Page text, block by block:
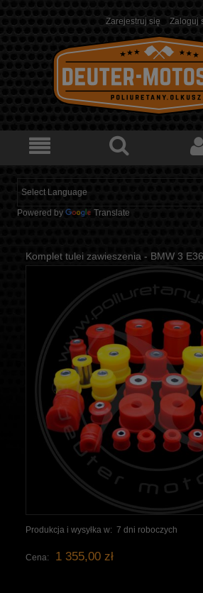
Zarejestruj się Zaloguj
Powered by Translate
Komplet tulei zawieszenia - BMW 3
Produkcja i wysyłka w: 7 dni roboczych
Cena: 1 355,00 zł